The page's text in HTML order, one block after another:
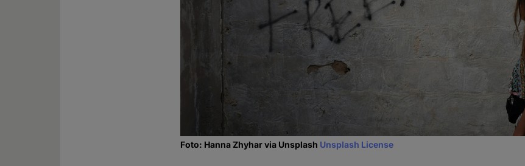
Foto: Hanna Zhyhar via Unsplash Unsplash License